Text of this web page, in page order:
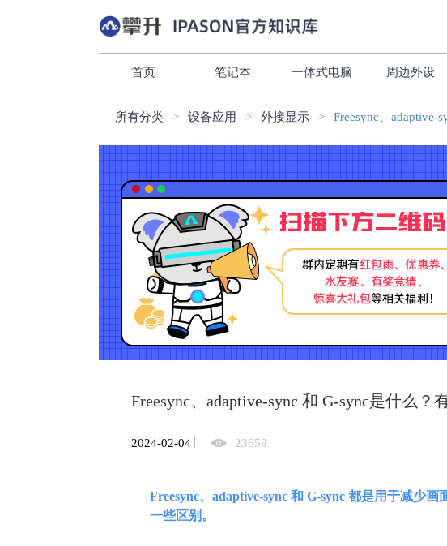
首页 笔记本 一体式电脑 周边外设
所有分类 设备应用 外接显示
Freesync、adaptive-sync 和 G-sync是什么？
2024-02-04 23659
Freesync、adaptive-sync 和 G-sync 都是用于减少
一些区别。